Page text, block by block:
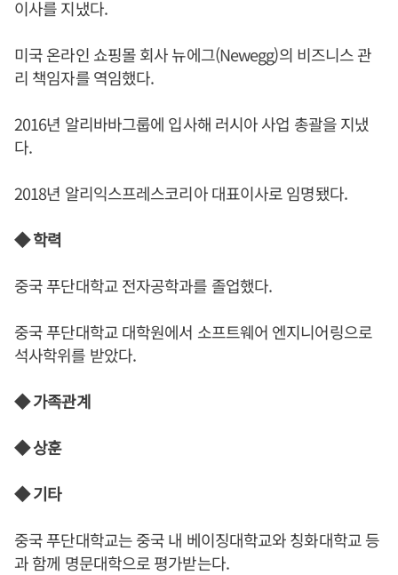
이사를 지냈다.
미국 온라인 쇼핑몰 회사 뉴에그(Newegg)의 비즈니스 관
리 책임자를 역임했다.
2016년 알리바바그룹에 입사해 러시아 사업 총괄을 지냈
다.
2018년 알리익스프레스코리아 대표이사로 임명됐다.
◆ 학력
중국 푸단대학교 전자공학과를 졸업했다.
중국 푸단대학교 대학원에서 소프트웨어 엔지니어링으로
석사학위를 받았다.
◆ 가족관계
◆ 상훈
◆ 기타
중국 푸단대학교는 중국 내 베이징대학교와 칭화대학교 등
과 함께 명문대학으로 평가받는다.